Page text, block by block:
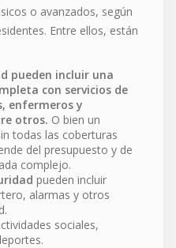
o avanzados, según
Entre ellos, están
pueden incluir una
con servicios de
enfermeros y
otros. O bien un
todas las coberturas
del presupuesto y de
complejo.
pueden incluir
alarmas y otros
sociales,